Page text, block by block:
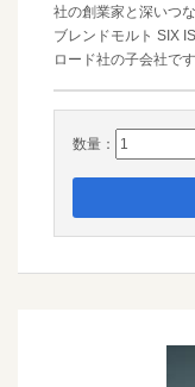
社の創業家と深いつ
ブレンドモルト SIX
ロード社の子会社で
数量：